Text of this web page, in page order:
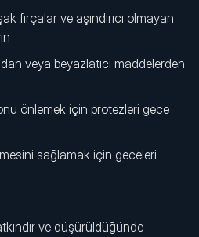
fırçalar ve aşındırıcı olmayan
veya beyazlatıcı maddelerden
önlemek için protezleri gece
sağlamak için geceleri
ve düşürüldüğünde